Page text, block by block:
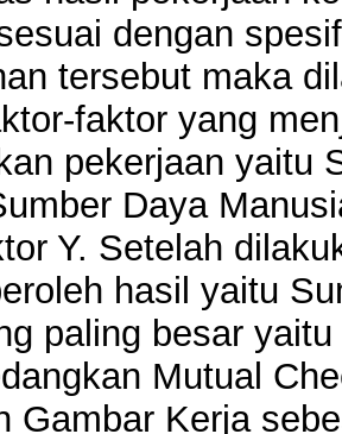
dengan
tersebut maka
faktor yang
pekerjaan yaitu
Daya
Y. Setelah
hasil yaitu
paling besar
Mutual
Gambar Kerja